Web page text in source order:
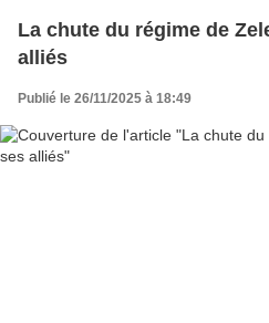
La chute du régime de
alliés
Publié le 26/11/2025 à 18:49